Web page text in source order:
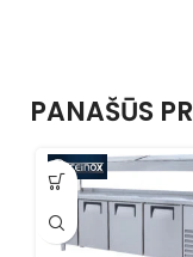
PANAŠŪS